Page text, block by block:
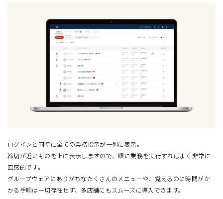
ログインと同時に全ての業務指示が一列に表示。
締切が近いものを上に表示しますので、順に業務を実行すればよく非常に
直感的です。
グループウェアにありがちなたくさんのメニューや、覚えるのに時間がか
かる手順は一切存在せず、多店舗にもスムーズに導入できます。